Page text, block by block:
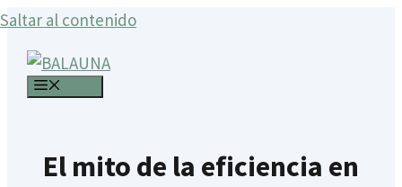
Saltar al contenido
El mito de la eficiencia en